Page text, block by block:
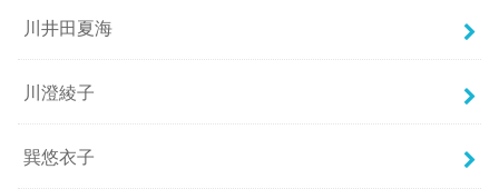
川井田夏海
川澄綾子
巽悠衣子